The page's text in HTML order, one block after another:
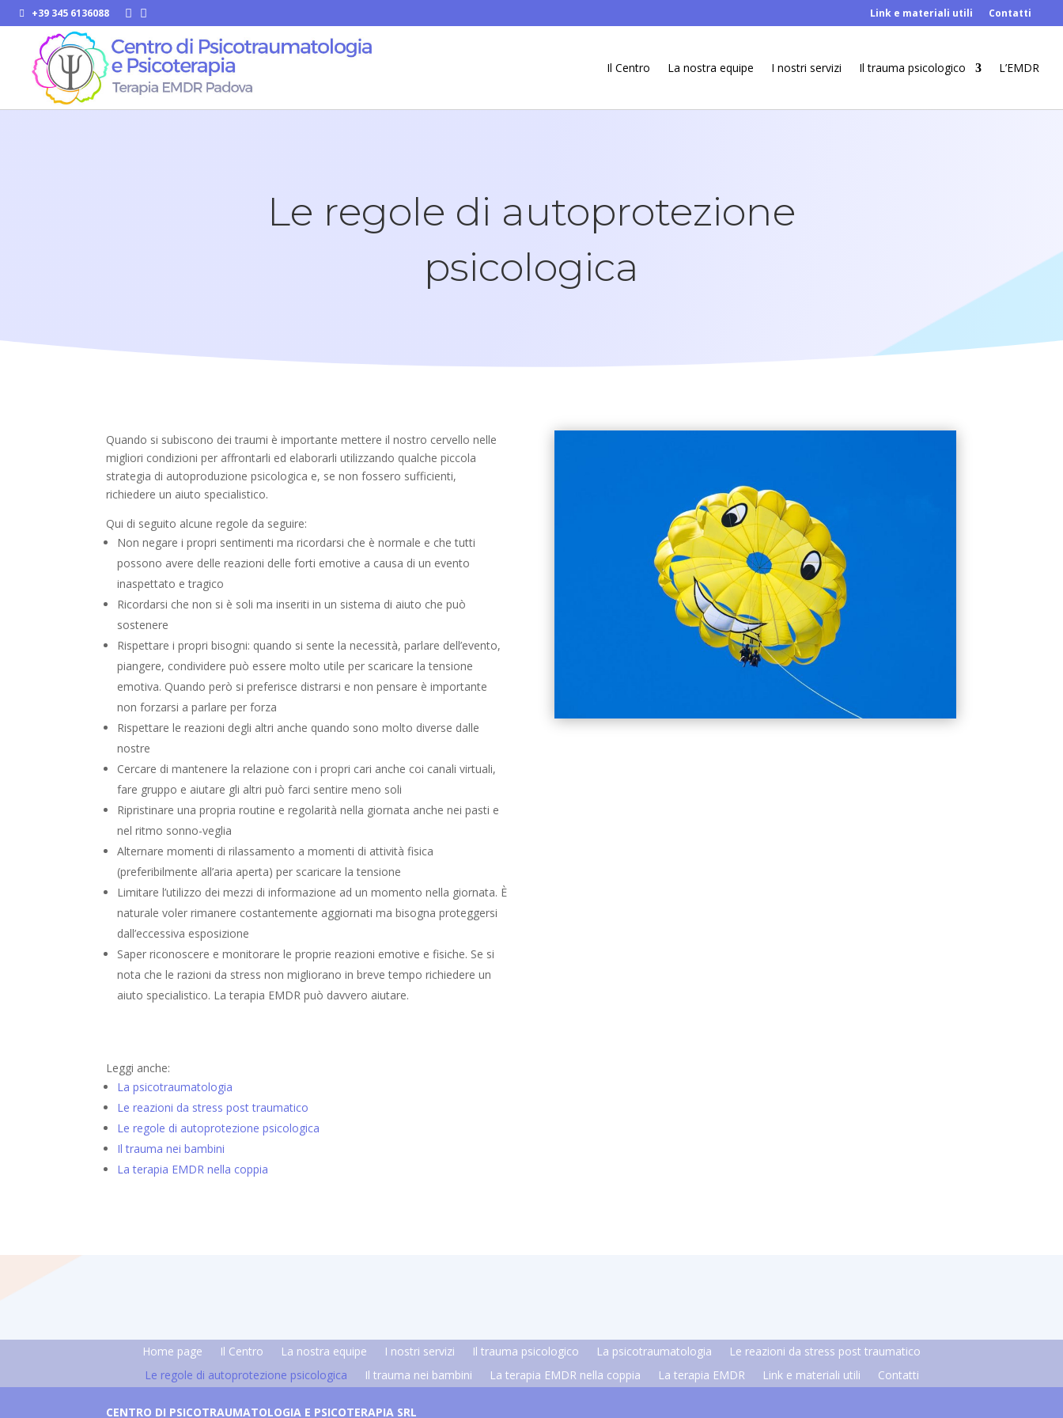
+39 345 6136088   Link e materiali utili Contatti
Il Centro La nostra equipe I nostri servizi Il trauma psicologico L’EMDR
Le regole di autoprotezione
psicologica
Quando si subiscono dei traumi è importante mettere il nostro cervello nelle
migliori condizioni per affrontarli ed elaborarli utilizzando qualche piccola
strategia di autoproduzione psicologica e, se non fossero sufficienti,
richiedere un aiuto specialistico.
Qui di seguito alcune regole da seguire:
Non negare i propri sentimenti ma ricordarsi che è normale e che tutti
possono avere delle reazioni delle forti emotive a causa di un evento
inaspettato e tragico
Ricordarsi che non si è soli ma inseriti in un sistema di aiuto che può
sostenere
Rispettare i propri bisogni: quando si sente la necessità, parlare dell’evento,
piangere, condividere può essere molto utile per scaricare la tensione
emotiva. Quando però si preferisce distrarsi e non pensare è importante
non forzarsi a parlare per forza
Rispettare le reazioni degli altri anche quando sono molto diverse dalle
nostre
Cercare di mantenere la relazione con i propri cari anche coi canali virtuali,
fare gruppo e aiutare gli altri può farci sentire meno soli
Ripristinare una propria routine e regolarità nella giornata anche nei pasti e
nel ritmo sonno-veglia
Alternare momenti di rilassamento a momenti di attività fisica
(preferibilmente all’aria aperta) per scaricare la tensione
Limitare l’utilizzo dei mezzi di informazione ad un momento nella giornata. È
naturale voler rimanere costantemente aggiornati ma bisogna proteggersi
dall’eccessiva esposizione
Saper riconoscere e monitorare le proprie reazioni emotive e fisiche. Se si
nota che le razioni da stress non migliorano in breve tempo richiedere un
aiuto specialistico. La terapia EMDR può davvero aiutare.
Leggi anche:
La psicotraumatologia
Le reazioni da stress post traumatico
Le regole di autoprotezione psicologica
Il trauma nei bambini
La terapia EMDR nella coppia
Home page Il Centro La nostra equipe I nostri servizi Il trauma psicologico La psicotraumatologia
Le reazioni da stress post traumatico
Le regole di autoprotezione psicologica
Il trauma nei bambini La terapia EMDR nella coppia La terapia EMDR Link e materiali utili Contatti
CENTRO DI PSICOTRAUMATOLOGIA E PSICOTERAPIA SRL